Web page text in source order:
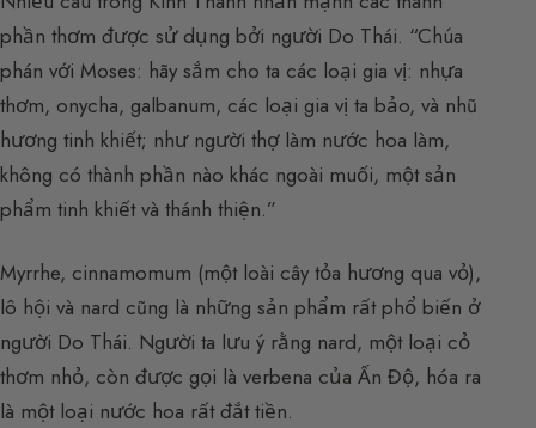
phần thơm được sử dụng bởi người Do Thái. “Chúa
phán với Moses: hãy sắm cho ta các loại gia vị: nhựa
thơm, onycha, galbanum, các loại gia vị ta bảo, và nhũ
hương tinh khiết; như người thợ làm nước hoa làm,
không có thành phần nào khác ngoài muối, một sản
phẩm tinh khiết và thánh thiện.”
Myrrhe, cinnamomum (một loài cây tỏa hương qua vỏ),
lô hội và nard cũng là những sản phẩm rất phổ biến ở
người Do Thái. Người ta lưu ý rằng nard, một loại cỏ
thơm nhỏ, còn được gọi là verbena của Ấn Độ, hóa ra
là một loại nước hoa rất đắt tiền.